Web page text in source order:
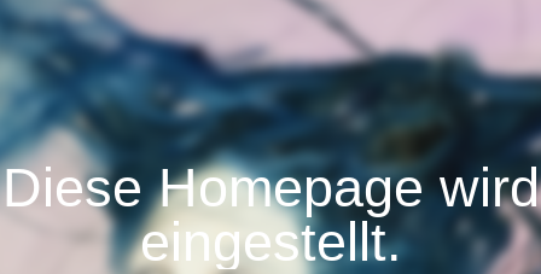
Diese Homepage wird
eingestellt.